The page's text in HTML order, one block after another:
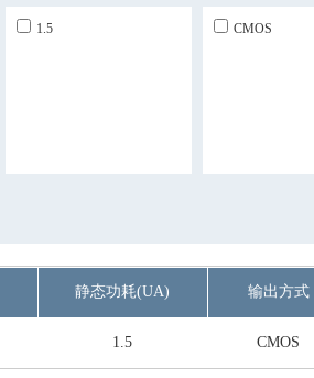
1.5 CMOS
静态功耗(uA) 输出方式
1.5 CMOS